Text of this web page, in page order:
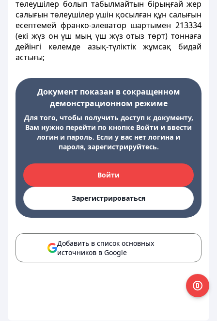
төлеушілер болып табылмайтын бiрыңғай жер
салығын төлеушілер үшiн қосылған құн салығын
есептемей франко-элеватор шартымен 213334
(екi жүз он үш мың үш жүз отыз төрт) тоннаға
дейiнгi көлемде азық-түлiктiк жұмсақ бидай
астығы;
Документ показан в сокращенном
демонстрационном режиме
Для того, чтобы получить доступ к документу,
Вам нужно перейти по кнопке Войти и ввести
логин и пароль. Если у вас нет логина и
пароля, зарегистрируйтесь.
Войти
Зарегистрироваться
Добавить в список основных
источников в Google